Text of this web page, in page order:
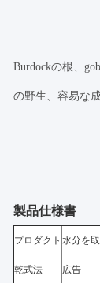
Burdockの根、
の野生、容易な
製品仕様書
プロダクト 水分を
乾式法 広告